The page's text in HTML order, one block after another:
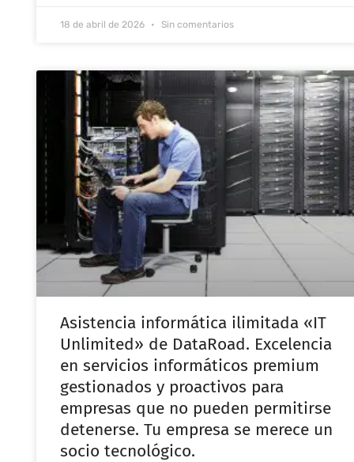
18 de abril de 2026 Sin comentarios
Asistencia informática ilimitada «IT
Unlimited» de DataRoad. Excelencia
en servicios informáticos premium
gestionados y proactivos para
empresas que no pueden permitirse
detenerse. Tu empresa se merece un
socio tecnológico.